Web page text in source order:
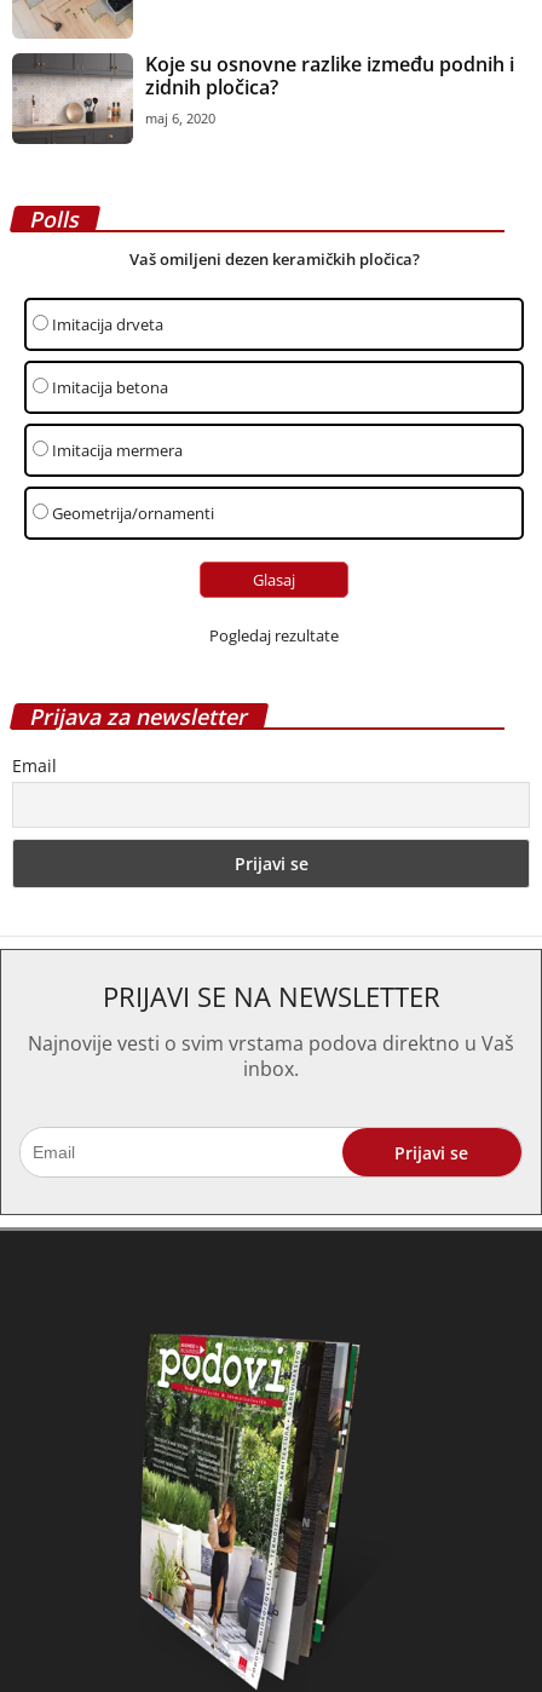
Koje su osnovne razlike između podnih i
zidnih pločica?
maj 6, 2020
Polls
Vaš omiljeni dezen keramičkih pločica?
Imitacija drveta
Imitacija betona
Imitacija mermera
Geometrija/ornamenti
Pogledaj rezultate
Prijava za newsletter
Email
PRIJAVI SE NA NEWSLETTER
Najnovije vesti o svim vrstama podova direktno u Vaš
inbox.